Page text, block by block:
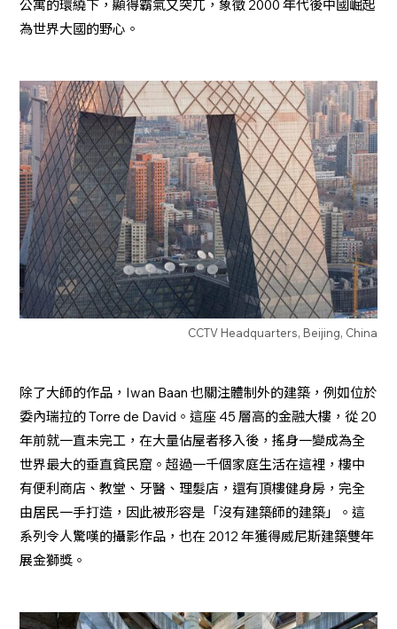
公寓的環繞下，顯得霸氣又突兀，象徵 2000 年代後中國崛起
為世界大國的野心。
CCTV Headquarters, Beijing, China
除了大師的作品，Iwan Baan 也關注體制外的建築，例如位於
委內瑞拉的 Torre de David。這座 45 層高的金融大樓，從 20
年前就一直未完工，在大量佔屋者移入後，搖身一變成為全
世界最大的垂直貧民窟。超過一千個家庭生活在這裡，樓中
有便利商店、教堂、牙醫、理髮店，還有頂樓健身房，完全
由居民一手打造，因此被形容是「沒有建築師的建築」。這
系列令人驚嘆的攝影作品，也在 2012 年獲得威尼斯建築雙年
展金獅獎。